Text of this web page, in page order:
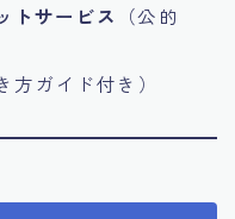
トサービス
（公的
方ガイド付き）